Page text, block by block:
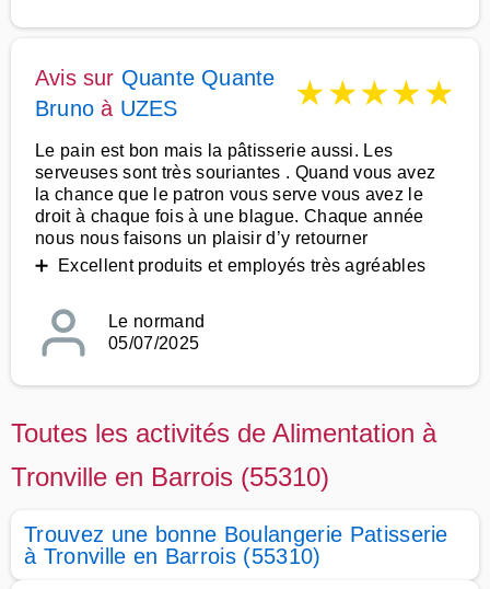
Avis sur Quante Quante
Bruno à UZES ★★★★★
Le pain est bon mais la pâtisserie aussi. Les
serveuses sont très souriantes . Quand vous avez
la chance que le patron vous serve vous avez le
droit à chaque fois à une blague. Chaque année
nous nous faisons un plaisir d’y retourner
➕ Excellent produits et employés très agréables
Le normand
05/07/2025
Toutes les activités de Alimentation à
Tronville en Barrois (55310)
Trouvez une bonne Boulangerie Patisserie
à Tronville en Barrois (55310)